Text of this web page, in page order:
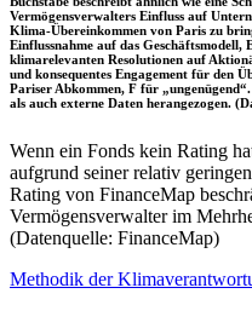
Vermögensverwalters Einfluss auf
Klima-Übereinkommen von Paris zu
Einflussnahme auf das Geschäftsmodell,
klimarelevanten Resolutionen auf
und konsequentes Engagement für den
Pariser Abkommen, F für
als auch externe Daten herangezogen.
Wenn ein Fonds kein Rating
aufgrund seiner relativ
Rating von FinanceMap
Vermögensverwalter im
(Datenquelle: FinanceMap)
Methodik der